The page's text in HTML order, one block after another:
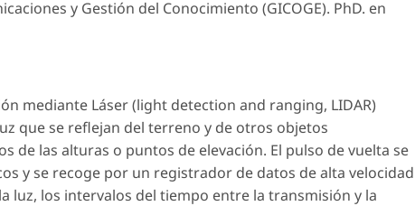
y Gestión del Conocimiento (GICOGE). PhD. en
mediante Láser (light detection and ranging, LIDAR)
que se reflejan del terreno y de otros objetos
de las alturas o puntos de elevación. El pulso de vuelta se
y se recoge por un registrador de datos de alta
luz, los intervalos del tiempo entre la transmisión y la